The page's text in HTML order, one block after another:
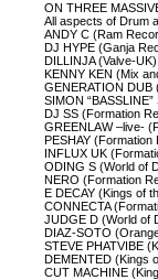
ON THREE
All aspects of Drum
ANDY C (Ram
DJ HYPE (Ganja
DILLINJA (Valve-UK)
KENNY KEN (Mix
GENERATION DUB
SIMON
DJ SS (Formation
GREENLAW –live-
PESHAY
INFLUX UK
ODING S (World of
NERO (Formation
E DECAY (Kings of
CONNECTA
JUDGE D (World of
DIAZ-SOTO
STEVE PHATVIBE
DEMENTED (Kings
CUT MACHINE